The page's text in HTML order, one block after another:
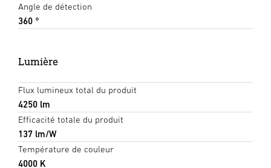
Angle de détection
360 °
Lumière
Flux lumineux total du produit
4250 lm
Efficacité totale du produit
137 lm/W
Température de couleur
4000 K